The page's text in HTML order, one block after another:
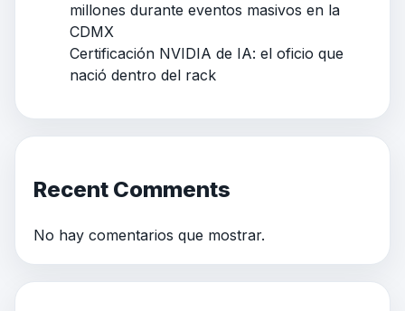
millones durante eventos masivos en la
CDMX
Certificación NVIDIA de IA: el oficio que
nació dentro del rack
Recent Comments
No hay comentarios que mostrar.